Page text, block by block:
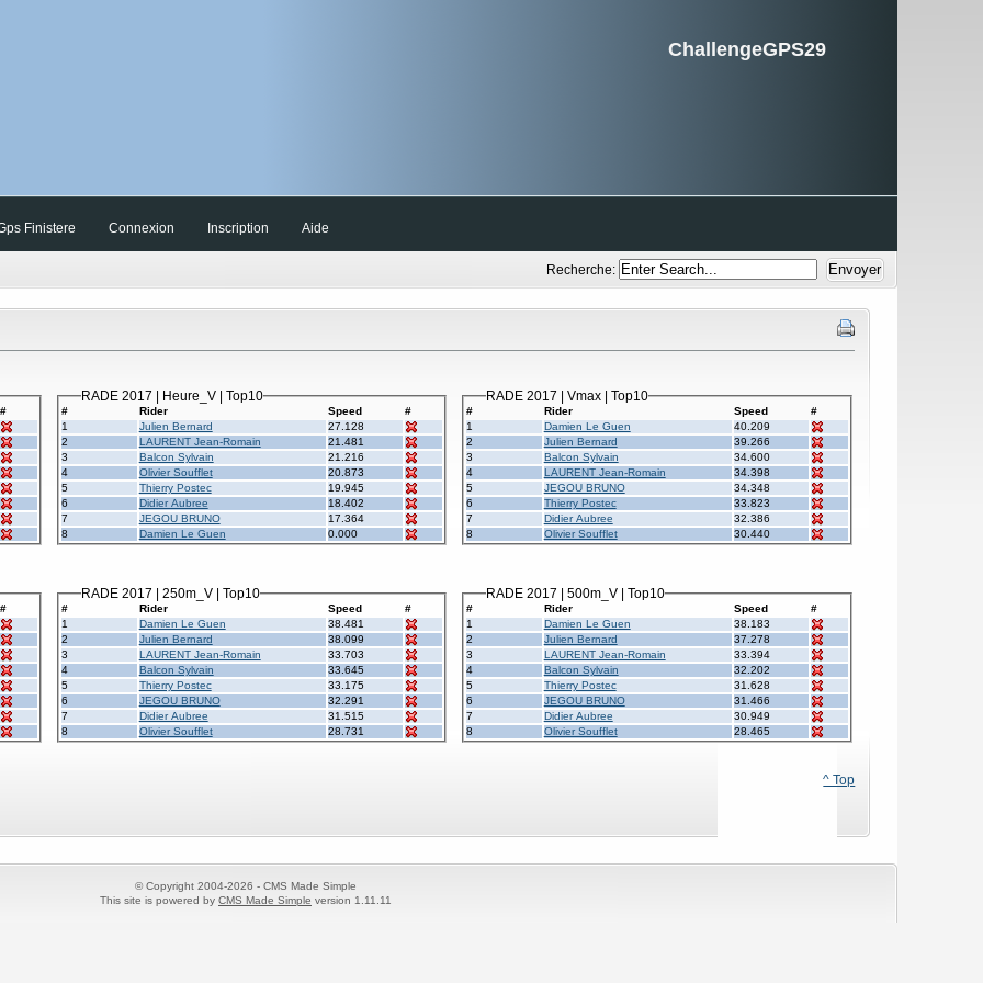
ChallengeGPS29
Finistere Connexion Inscription Aide
Recherche:
#
RADE 2017 | Heure_V | Top10
# Rider Speed
#
1
Julien Bernard
27.128
2
LAURENT Jean-Romain
21.481
3
Balcon Sylvain
21.216
4
Olivier Soufflet
20.873
5
Thierry Postec
19.945
6
Didier Aubree
18.402
7
JEGOU BRUNO
17.364
8
Damien Le Guen 0.000
RADE 2017 | Vmax | Top10
# Rider Speed
#
1
Damien Le Guen
40.209
2
Julien Bernard
39.266
3
Balcon Sylvain
34.600
4
LAURENT Jean-Romain
34.398
5
JEGOU BRUNO
34.348
6
Thierry Postec
33.823
7
Didier Aubree
32.386
8
Olivier Soufflet 30.440
#
RADE 2017 | 250m_V | Top10
# Rider Speed
#
1
Damien Le Guen
38.481
2
Julien Bernard
38.099
3
LAURENT Jean-Romain
33.703
4
Balcon Sylvain
33.645
5
Thierry Postec
33.175
6
JEGOU BRUNO
32.291
7
Didier Aubree
31.515
8
Olivier Soufflet 28.731
RADE 2017 | 500m_V | Top10
# Rider Speed
#
1
Damien Le Guen
38.183
2
Julien Bernard
37.278
3
LAURENT Jean-Romain
33.394
4
Balcon Sylvain
32.202
5
Thierry Postec
31.628
6
JEGOU BRUNO
31.466
7
Didier Aubree
30.949
8
Olivier Soufflet 28.465
^ Top
© Copyright 2004-2026 - CMS Made Simple
This site is powered by CMS Made Simple version 1.11.11